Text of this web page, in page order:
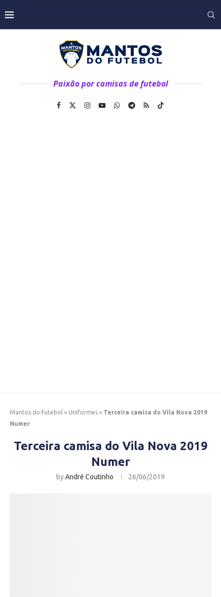
Paixão por camisas de futebol
Mantos do Futebol » Uniformes » Terceira camisa do Vila Nova 2019
Numer
Terceira camisa do Vila Nova 2019
Numer
byAndré Coutinho 26/06/2019